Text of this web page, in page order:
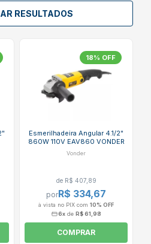
RESULTADOS
18% OFF
Esmerilhadeira Angular 4.1/2"
860W 110V EAV860 VONDER
Vonder
de R$ 407,89
porR$ 334,67
à vista no PIX com 10% OFF
6x de R$ 61,98
COMPRAR